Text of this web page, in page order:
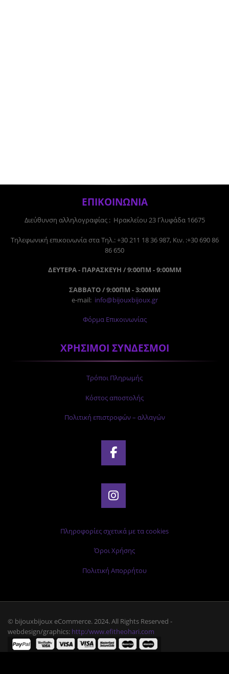
ΕΠΙΚΟΙΝΩΝΙΑ
Διεύθυνση αλληλογραφίας : Ηρακλείου 23 Γλυφάδα 16675
Tηλεφωνική επικοινωνία στα Τηλ.: +30 211 18 36 987, Κιν. :+30 690 86
86 650
ΔΕΥΤΕΡΑ - ΠΑΡΑΣΚΕΥΗ / 9:00ΠΜ - 9:00ΜΜ
ΣΑΒΒΑΤΟ / 9:00ΠΜ - 3:00ΜΜ
e-mail: info@bijouxbijoux.gr
Φόρμα Επικοινωνίας
ΧΡΗΣΙΜΟΙ ΣΥΝΔΕΣΜΟΙ
Τρόποι Πληρωμής
Κόστος αποστολής
Πολιτική επιστροφών – αλλαγών
Πληροφορίες σχετικά με τα cookies
Όροι Χρήσης
Πολιτική Απορρήτου
© bijouxbijoux eCommerce. 2024. All Rights Reserved -
webdesign/graphics: http:/www.efitheohari.com